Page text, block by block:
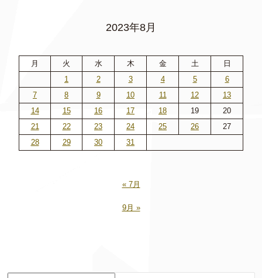
2023年8月
月 火 水 木 金 土
日
1
2 3 4 5
6
7
8 9 10 11 12
13
14
15 16 17 18 19
20
21
22 23 24 25 26
27
28
29 30 31
« 7月
9月 »